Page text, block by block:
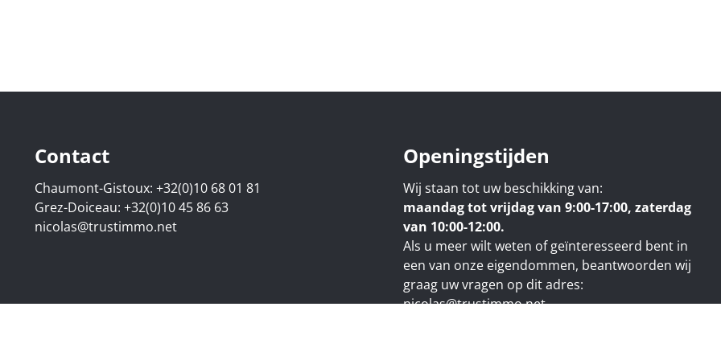
Contact
Chaumont-Gistoux: +32(0)10 68 01 81
Grez-Doiceau: +32(0)10 45 86 63
nicolas@trustimmo.net
Openingstijden
Wij staan tot uw beschikking van:
maandag tot vrijdag van 9:00-17:00, zaterdag
van 10:00-12:00.
Als u meer wilt weten of geïnteresseerd bent in
een van onze eigendommen, beantwoorden wij
graag uw vragen op dit adres:
nicolas@trustimmo.net